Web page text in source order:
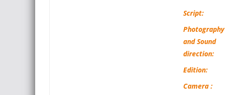
Script:
Photography
and Sound
direction:
Edition:
Camera :